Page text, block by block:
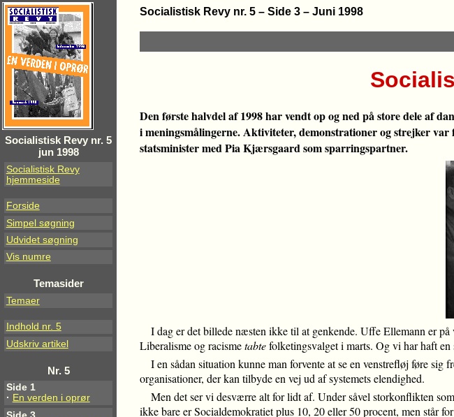
Socialistisk Revy nr. 5
jun 1998
Socialistisk Revy
hjemmeside
Forside
Simpel søgning
Udvidet søgning
Vis numre
Temasider
Temaer
Indhold nr. 5
Udskriv artikel
Nr. 5
Side 1
· En verden i oprør
Socialistisk Revy nr. 5 – Side 3 – Juni 1998
Den første halvdel af 1998 har vendt op og ned på store dele af
i meningsmålingerne. Aktiviteter, demonstrationer og strejker
statsminister med Pia Kjærsgaard som sparringspartner.
I dag er det billede næsten ikke til at genkende. Uffe Ellemann er
Liberalisme og racismetabtefolketingsvalget i marts. Og vi har haft
I en sådan situation kunne man forvente at se en venstrefløj føre
organisationer, der kan tilbyde en vej ud af systemets elendighed.
Men det ser vi desværre alt for lidt af. Under såvel storkonflikten
ikke bare er Socialdemokratiet plus 10, 20 eller 50 procent, men står